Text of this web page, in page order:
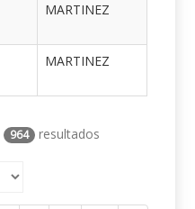
MARTINEZ
MARTINEZ
964 resultados